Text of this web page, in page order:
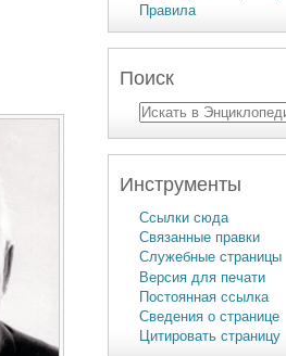
Правила
Поиск
Инструменты
Ссылки сюда
Связанные правки
Служебные страницы
Версия для печати
Постоянная ссылка
Сведения о странице
Цитировать страницу